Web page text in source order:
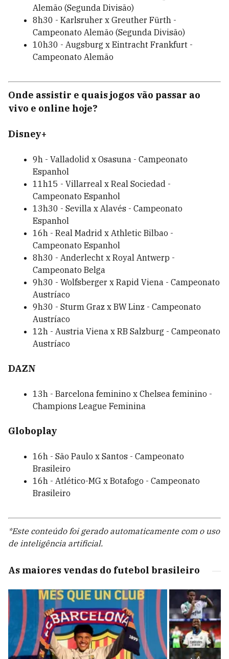
Alemão (Segunda Divisão)
8h30 - Karlsruher x Greuther Fürth -
Campeonato Alemão (Segunda Divisão)
10h30 - Augsburg x Eintracht Frankfurt -
Campeonato Alemão
Onde assistir e quais jogos vão passar ao
vivo e online hoje?
Disney+
9h - Valladolid x Osasuna - Campeonato
Espanhol
11h15 - Villarreal x Real Sociedad -
Campeonato Espanhol
13h30 - Sevilla x Alavés - Campeonato
Espanhol
16h - Real Madrid x Athletic Bilbao -
Campeonato Espanhol
8h30 - Anderlecht x Royal Antwerp -
Campeonato Belga
9h30 - Wolfsberger x Rapid Viena - Campeonato
Austríaco
9h30 - Sturm Graz x BW Linz - Campeonato
Austríaco
12h - Austria Viena x RB Salzburg - Campeonato
Austríaco
DAZN
13h - Barcelona feminino x Chelsea feminino -
Champions League Feminina
Globoplay
16h - São Paulo x Santos - Campeonato
Brasileiro
16h - Atlético-MG x Botafogo - Campeonato
Brasileiro
*Este conteúdo foi gerado automaticamente com o uso
de inteligência artificial.
As maiores vendas do futebol brasileiro